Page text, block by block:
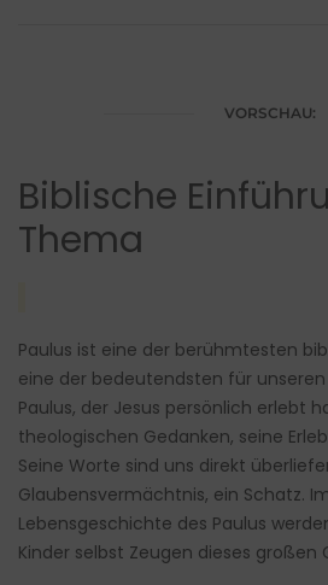
VORSCHAU:
Biblische
Thema
Paulus ist eine der berühmtesten
eine der bedeutendsten für
Paulus, der Jesus persönlich erlebt
theologischen Gedanken, seine
Seine Worte sind uns direkt
Glaubensvermächtnis, ein Schatz.
Lebensgeschichte des Paulus
Kinder selbst Zeugen dieses großen